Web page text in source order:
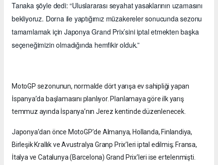
Tanaka şöyle dedi: “Uluslararası seyahat yasaklarının uzamasını
bekliyoruz. Dorna ile yaptığımız müzakereler sonucunda sezonu
tamamlamak için Japonya Grand Prix’sini iptal etmekten başka
seçeneğimizin olmadığında hemfikir olduk.”
MotoGP sezonunun, normalde dört yarışa ev sahipliği yapan
İspanya’da başlamasını planlıyor. Planlamaya göre ilk yarış
temmuz ayında İspanya’nın Jerez kentinde düzenlenecek.
Japonya’dan önce MotoGP’de Almanya, Hollanda, Finlandiya,
Birleşik Krallık ve Avustralya Granp Prix’leri iptal edilmiş; Fransa,
İtalya ve Catalunya (Barcelona) Grand Prix’leri ise ertelenmişti.